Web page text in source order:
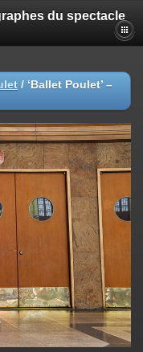
du spectacle
/ ‘Ballet Poulet’ –